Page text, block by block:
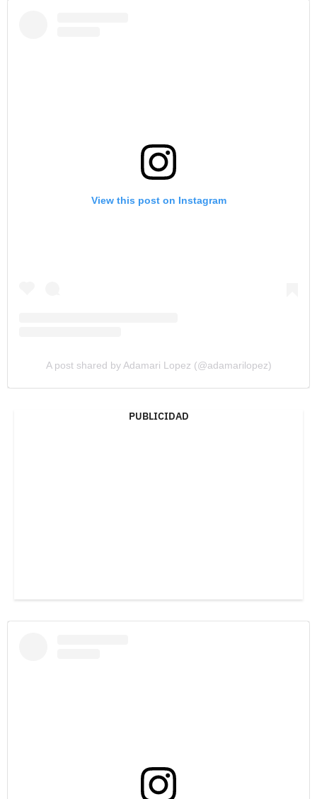
View this post on Instagram
A post shared by Adamari Lopez (@adamarilopez)
PUBLICIDAD